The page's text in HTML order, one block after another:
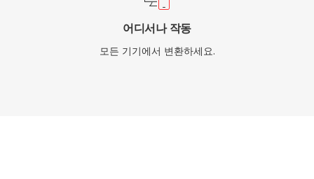
어디서나 작동
모든 기기에서 변환하세요.